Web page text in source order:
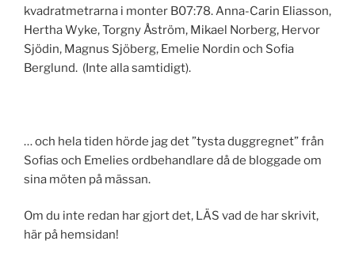
kvadratmetrarna i monter B07:78. Anna-Carin Eliasson,
Hertha Wyke, Torgny Åström, Mikael Norberg, Hervor
Sjödin, Magnus Sjöberg, Emelie Nordin och Sofia
Berglund. (Inte alla samtidigt).
… och hela tiden hörde jag det ”tysta duggregnet” från
Sofias och Emelies ordbehandlare då de bloggade om
sina möten på mässan.
Om du inte redan har gjort det, LÄS vad de har skrivit,
här på hemsidan!